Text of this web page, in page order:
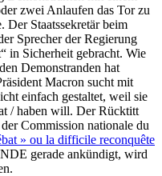
zwei Anlaufen das Tor zu
Staatssekretär beim
Sprecher der Regierung
in Sicherheit gebracht. Wie
Demonstranden hat
Macron sucht mit
einfach gestaltet, weil sie
/ haben will. Der Rücktitt
Commission nationale du
» ou la difficile reconquête
gerade ankündigt, wird